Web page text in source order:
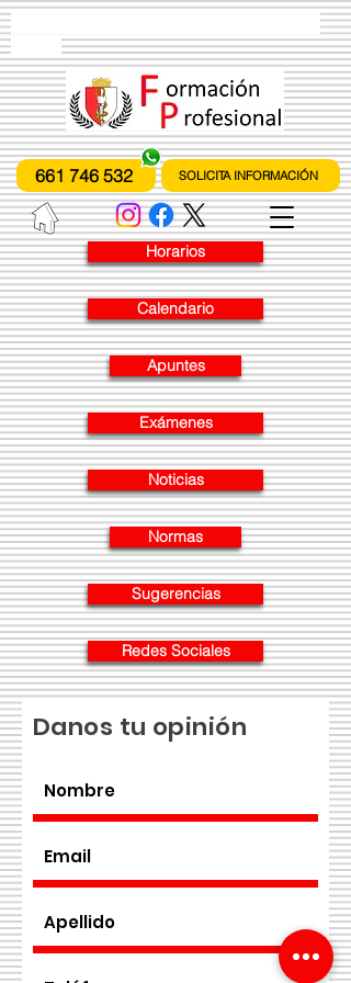
661 746 532 SOLICITA INFORMACIÓN
Horarios
Calendario
Apuntes
Exámenes
Noticias
Normas
Sugerencias
Redes Sociales
Danos tu opinión